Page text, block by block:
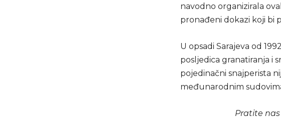
navodno organizirala
pronađeni dokazi koji bi
U opsadi Sarajeva od
posljedica granatiranja i
pojedinačni snajperista
međunarodnim
Pratite